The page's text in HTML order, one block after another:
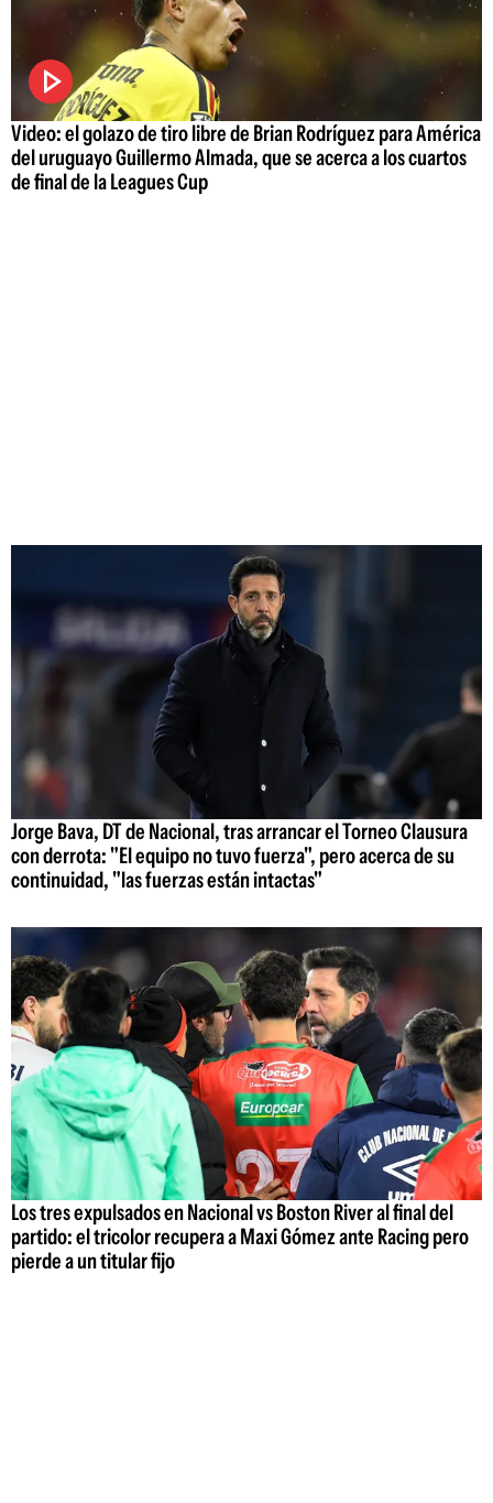
Video: el golazo de tiro libre de Brian Rodríguez para América
del uruguayo Guillermo Almada, que se acerca a los cuartos
de final de la Leagues Cup
Jorge Bava, DT de Nacional, tras arrancar el Torneo Clausura
con derrota: "El equipo no tuvo fuerza", pero acerca de su
continuidad, "las fuerzas están intactas"
Los tres expulsados en Nacional vs Boston River al final del
partido: el tricolor recupera a Maxi Gómez ante Racing pero
pierde a un titular fijo